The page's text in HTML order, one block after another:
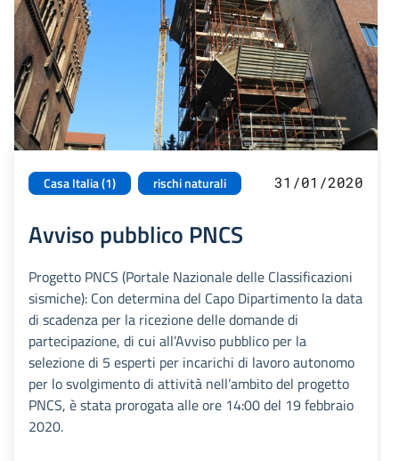
Casa Italia (1) rischi naturali 31/01/2020
Avviso pubblico PNCS
Progetto PNCS (Portale Nazionale delle Classificazioni
sismiche): Con determina del Capo Dipartimento la data
di scadenza per la ricezione delle domande di
partecipazione, di cui all’Avviso pubblico per la
selezione di 5 esperti per incarichi di lavoro autonomo
per lo svolgimento di attività nell’ambito del progetto
PNCS, è stata prorogata alle ore 14:00 del 19 febbraio
2020.